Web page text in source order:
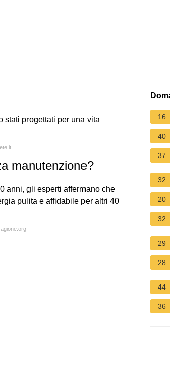
stati progettati per una vita
manutenzione?
anni, gli esperti affermano che
pulita e affidabile per altri 40
16
40
37
32
20
32
29
28
44
36